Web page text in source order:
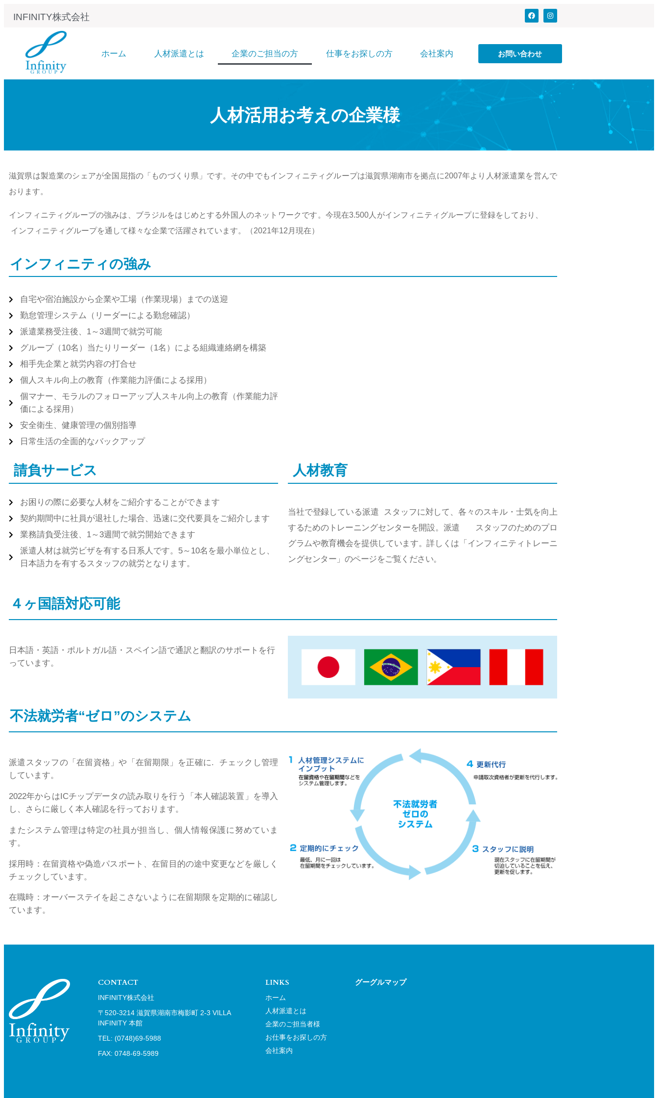
INFINITY株式会社
ホーム 人材派遣とは 企業のご担当の方 仕事をお探しの方 会社案内 お問い合わせ
人材活用お考えの企業様
滋賀県は製造業のシェアが全国屈指の「ものづくり県」です。その中でもインフィニティグループは滋賀県湖南市を拠点に2007年より人材派遣業を営んで
おります。
インフィニティグループの強みは、ブラジルをはじめとする外国人のネットワークです。今現在3.500 人がインフィニティグループに登録をしており、
インフィニティグループを通して様々な企業で活躍されています。（2021年12 月現在）
インフィニティの強み
自宅や宿泊施設から企業や工場（作業現場）までの送迎
勤怠管理システム（リーダーによる勤怠確認）
派遣業務受注後、1～3週間で就労可能
グループ（10名）当たりリーダー（1名）による組織連絡網を構築
相手先企業と就労内容の打合せ
個人スキル向上の教育（作業能力評価による採用）
個マナー、モラルのフォローアップ人スキル向上の教育（作業能力評
価による採用）
安全衛生、健康管理の個別指導
日常生活の全面的なバックアップ
請負サービス
お困りの際に必要な人材をご紹介することができます
契約期間中に社員が退社した場合、迅速に交代要員をご紹介します
業務請負受注後、1～3週間で就労開始できます
派遣人材は就労ビザを有する日系人です。5～10名を最小単位とし、
日本語力を有するスタッフの就労となります。
人材教育
当社で登録している派遣 スタッフに対して、各々のスキル・士気を向上
するためのトレーニングセンターを開設。派遣 スタッフのためのプロ
グラムや教育機会を提供しています。詳しくは 「インフィニティトレーニ
ングセンター」 のページをご覧ください。
４ヶ国語対応可能
日本語・英語・ポルトガル語・スペイン語で通訳と翻訳のサポートを行
っています。
不法就労者“ゼロ”のシステム
派遣スタッフの「在留資格」や「在留期限」を正確に. チェックし管理
しています。
2022年からはICチップデータの読み取りを行う「本人確認装置」を導入
し、さらに厳しく本人確認を行っております。
またシステム管理は特定の社員が担当し、個人情報保護に努めていま
す。
採用時：在留資格や偽造パスポート、在留目的の途中変更などを厳しく
チェックしています。
在職時：オーバーステイを起こさないように在留期限を定期的に確認し
ています。
CONTACT
INFINITY株式会社
〒520-3214 滋賀県湖南市梅影町 2-3 VILLA
INFINITY 本館
TEL: (0748)69-5988
FAX: 0748-69-5989
LINKS
ホーム
人材派遣とは
企業のご担当者様
お仕事をお探しの方
会社案内
グーグルマップ